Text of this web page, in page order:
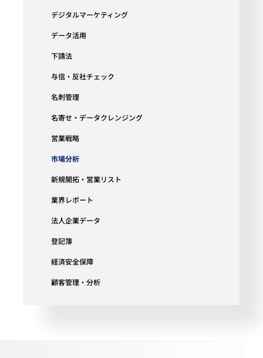
デジタルマーケティング
データ活用
下請法
与信・反社チェック
名刺管理
名寄せ・データクレンジング
営業戦略
市場分析
新規開拓・営業リスト
業界レポート
法人企業データ
登記簿
経済安全保障
顧客管理・分析